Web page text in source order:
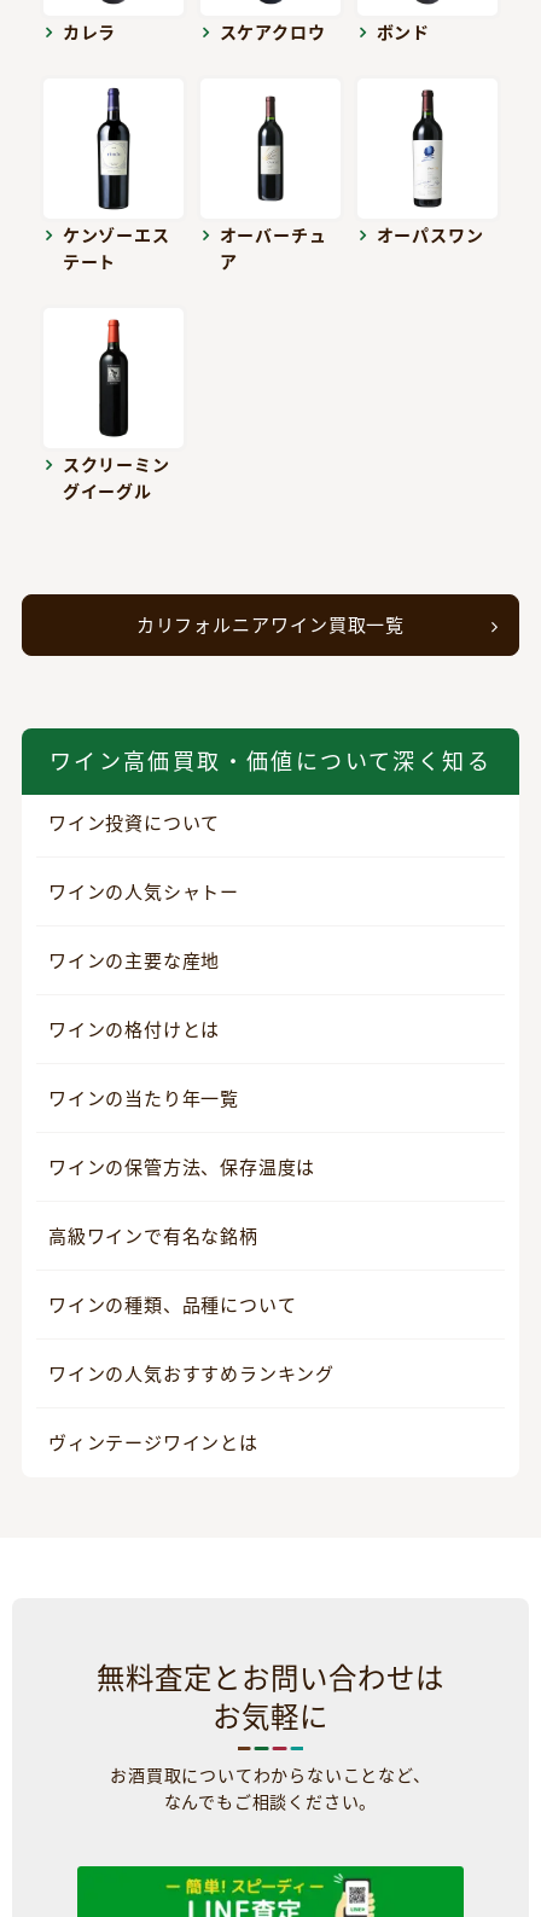
カレラ スケアクロウ ボンド
ケンゾーエス
テート
オーバーチュ
ア
オーパスワン
スクリーミン
グイーグル
カリフォルニアワイン買取一覧
ワイン高価買取・価値について深く知る
ワイン投資について
ワインの人気シャトー
ワインの主要な産地
ワインの格付けとは
ワインの当たり年一覧
ワインの保管方法、保存温度は
高級ワインで有名な銘柄
ワインの種類、品種について
ワインの人気おすすめランキング
ヴィンテージワインとは
無料査定とお問い合わせは
お気軽に
お酒買取についてわからないことなど、
なんでもご相談ください。